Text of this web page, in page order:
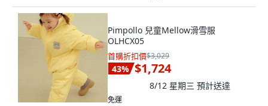
Pimpollo 兒童Mellow滑雪服
OLHCX05
首購折扣價$3,029
43% $1,724
8/12 星期三 預計送達
免運